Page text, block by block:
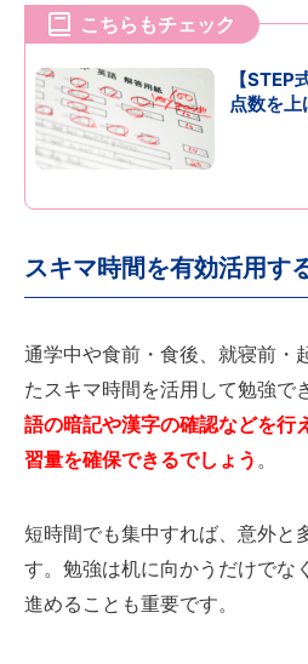
こちらもチェック
【
点数を上
スキマ時間を有効活用す
通学中や食前・食後、就寝前・
たスキマ時間を活用して勉強で
語の暗記や漢字の確認などを行
習量を確保できるでしょう 。
短時間でも集中すれば、意外と
す。勉強は机に向かうだけでな
進めることも重要です。